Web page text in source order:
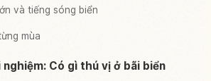
và tiếng sóng biển
mùa
Có gì thú vị ở bãi biển